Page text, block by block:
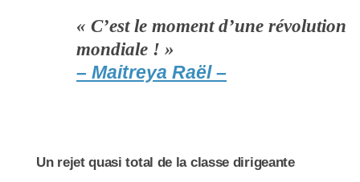
« C’est le moment d’une révolution
mondiale ! »
– Maitreya Raël –
Un rejet quasi total de la classe dirigeante